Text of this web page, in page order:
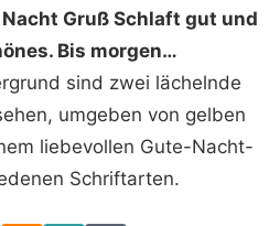
Gruß Schlaft gut und
Bis morgen…
sind zwei lächelnde
umgeben von gelben
liebevollen Gute-Nacht-
Schriftarten.